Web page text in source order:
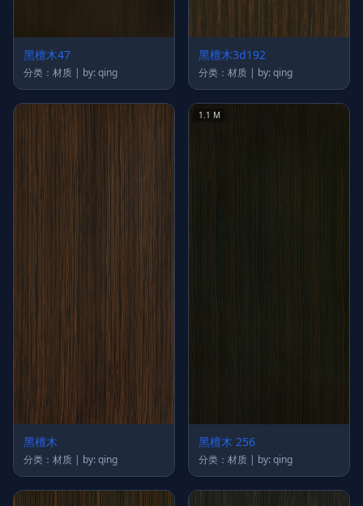
黑檀木47
分类：材质 | by: qing
黑檀木3d192
分类：材质 | by: qing
黑檀木
分类：材质 | by: qing
1.1 M
黑檀木 256
分类：材质 | by: qing